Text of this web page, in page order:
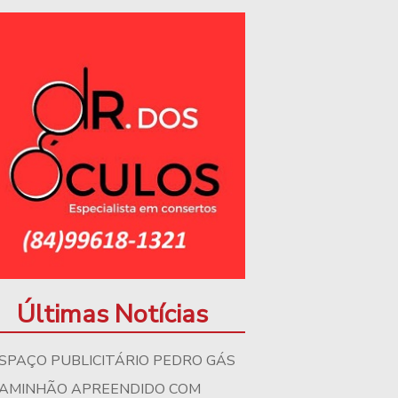
Últimas Notícias
PUBLICITÁRIO PEDRO GÁS
APREENDIDO COM